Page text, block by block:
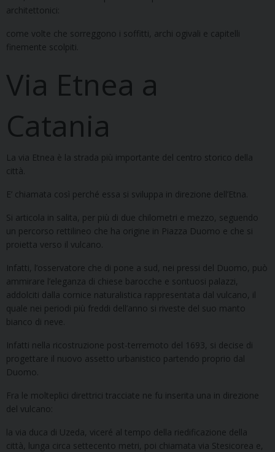
architettonici:
come volte che sorreggono i soffitti, archi ogivali e capitelli
finemente scolpiti.
Via Etnea a
Catania
La via Etnea è la strada più importante del centro storico della
città.
E’ chiamata così perché essa si sviluppa in direzione dell’Etna.
Si articola in salita, per più di due chilometri e mezzo, seguendo
un percorso rettilineo che ha origine in Piazza Duomo e che si
proietta verso il vulcano.
Infatti, l’osservatore che di pone a sud, nei pressi del Duomo, può
ammirare l’eleganza di chiese barocche e sontuosi palazzi,
addolciti dalla cornice naturalistica rappresentata dal vulcano, il
quale nei periodi più freddi dell’anno si riveste del suo manto
bianco di neve.
Infatti nella ricostruzione post-terremoto del 1693, si decise di
progettare il nuovo assetto urbanistico partendo proprio dal
Duomo.
Fra le molteplici direttrici tracciate ne fu inserita una in direzione
del vulcano:
la via duca di Uzeda, viceré al tempo della riedificazione della
città, lunga circa settecento metri, poi chiamata via Stesicorea e,